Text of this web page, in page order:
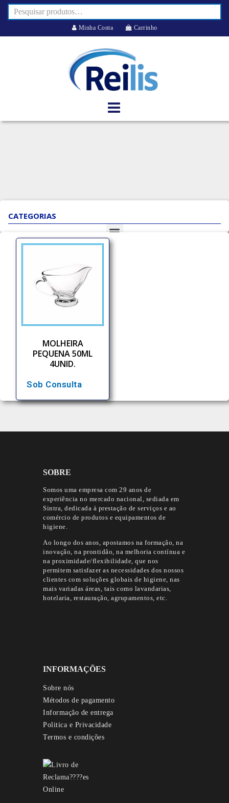
Minha Conta Carrinho
CATEGORIAS
MOLHEIRA
PEQUENA 50ML
4UNID.
Sob Consulta
SOBRE
Somos uma empresa com 29 anos de
experiência no mercado nacional, sediada em
Sintra, dedicada à prestação de serviços e ao
comércio de produtos e equipamentos de
higiene.
Ao longo dos anos, apostamos na formação, na
inovação, na prontidão, na melhoria contínua e
na proximidade/flexibilidade, que nos
permitem satisfazer as necessidades dos nossos
clientes com soluções globais de higiene, nas
mais variadas áreas, tais como lavandarias,
hotelaria, restauração, agrupamentos, etc.
INFORMAÇÕES
Sobre nós
Métodos de pagamento
Informação de entrega
Politica e Privacidade
Termos e condições